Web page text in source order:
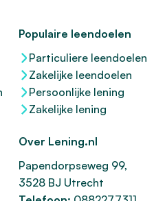
Populaire leendoelen
Particuliere leendoelen
Zakelijke leendoelen
Persoonlijke lening
Zakelijke lening
Over Lening.nl
Papendorpseweg 99,
3528 BJ Utrecht